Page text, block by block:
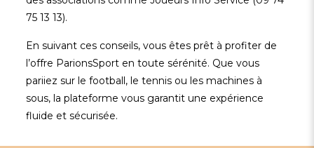
75 13 13).
En suivant ces conseils, vous êtes prêt à profiter de
l’offre ParionsSport en toute sérénité. Que vous
pariiez sur le football, le tennis ou les machines à
sous, la plateforme vous garantit une expérience
fluide et sécurisée.